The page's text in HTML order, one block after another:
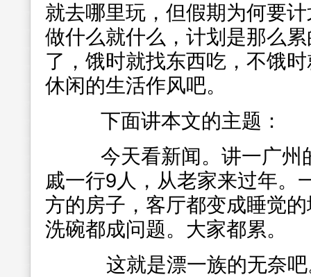
就去哪里玩，但假期为何要
做什么就什么，计划是那么
了，饿时就找东西吃，不饿
休闲的生活作风吧。
下面讲本文的主题：
今天看新闻。讲一广州
戚一行9人，从老家来过年。
方的房子，客厅都变成睡觉
洗碗都成问题。大家都累。
这就是漂一族的无奈吧